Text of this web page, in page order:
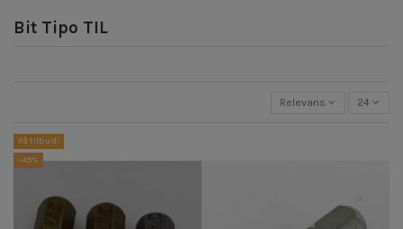
Bit Tipo TIL
Relevans 24
På tilbud!
-45%